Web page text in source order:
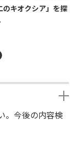
のキオクシア」を探
。今後の内容検